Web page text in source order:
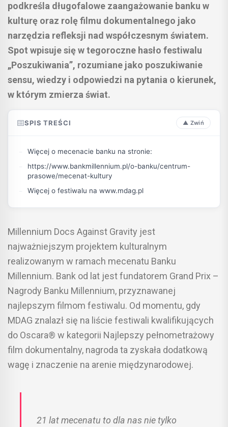
podkreśla długofalowe zaangażowanie banku w
kulturę oraz rolę filmu dokumentalnego jako
narzędzia refleksji nad współczesnym światem.
Spot wpisuje się w tegoroczne hasło festiwalu
„Poszukiwania”, rozumiane jako poszukiwanie
sensu, wiedzy i odpowiedzi na pytania o kierunek,
w którym zmierza świat.
SPIS TREŚCI
Więcej o mecenacie banku na stronie:
https://www.bankmillennium.pl/o-banku/centrum-
prasowe/mecenat-kultury
Więcej o festiwalu na www.mdag.pl
Millennium Docs Against Gravity jest
najważniejszym projektem kulturalnym
realizowanym w ramach mecenatu Banku
Millennium. Bank od lat jest fundatorem Grand Prix –
Nagrody Banku Millennium, przyznawanej
najlepszym filmom festiwalu. Od momentu, gdy
MDAG znalazł się na liście festiwali kwalifikujących
do Oscara® w kategorii Najlepszy pełnometrażowy
film dokumentalny, nagroda ta zyskała dodatkową
wagę i znaczenie na arenie międzynarodowej.
21 lat mecenatu to dla nas nie tylko